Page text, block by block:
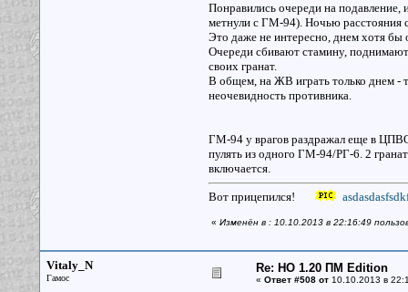
Понравились очереди на
метнули с ГМ-94). Ночью расстояния
Это даже не интересно, днем хотя бы
Очереди сбивают стамину,
своих гранат.
В общем, на ЖВ играть только днем -
неочевидность противника.
ГМ-94 у врагов раздражал еще в
пулять из одного ГМ-94/РГ-6. 2
включается.
Вот прицепился!
« Изменён в : 10.10.2013 в 22:16:49
Vitaly_N
Гамос
Re: НО 1.20 ПМ Edition
« Ответ #508 от10.10.2013 в